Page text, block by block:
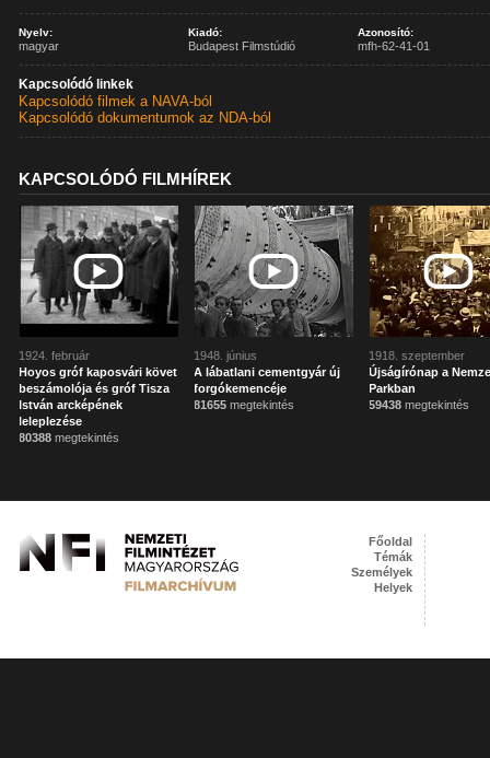
Nyelv:
magyar
Kiadó:
Budapest Filmstúdió
Azonosító:
mfh-62-41-01
Kapcsolódó linkek
Kapcsolódó filmek a NAVA-ból
Kapcsolódó dokumentumok az NDA-ból
KAPCSOLÓDÓ FILMHÍREK
1924. február
Hoyos gróf kaposvári követ
beszámolója és gróf Tisza
István arcképének
leleplezése
80388 megtekintés
1948. június
A lábatlani cementgyár új
forgókemencéje
81655 megtekintés
1918. szeptember
Újságírónap a
Parkban
59438 megtekintés
Főoldal
Témák
Személyek
Helyek